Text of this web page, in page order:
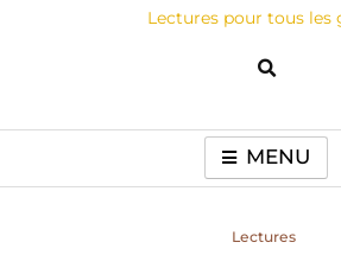
Lectures pour tous les
MENU
Lectures